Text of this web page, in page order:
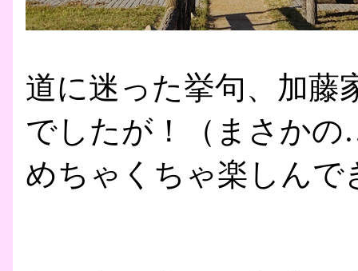
道に迷った挙句、加藤
でしたが！（まさか
めちゃくちゃ楽しんで